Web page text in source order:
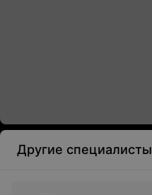
Другие специалисты